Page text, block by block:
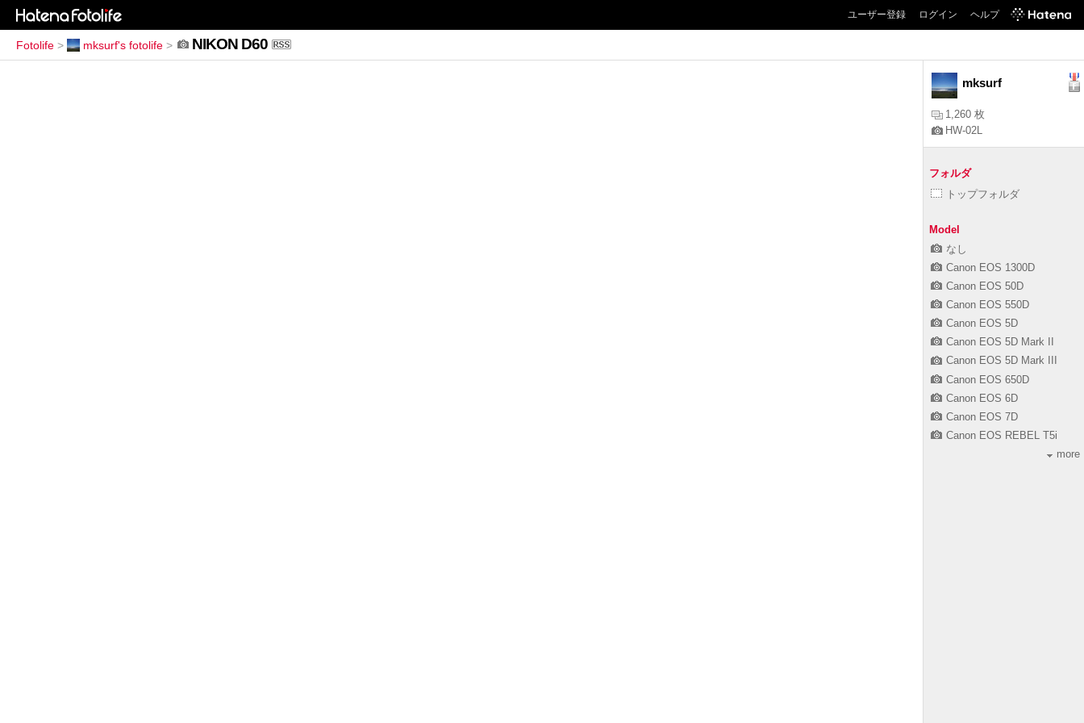
ユーザー登録 ログイン ヘルプ
Fotolife > mksurf's fotolife > NIKON D60
mksurf
1,260 枚
HW-02L
フォルダ
トップフォルダ
Model
なし
Canon EOS 1300D
Canon EOS 50D
Canon EOS 550D
Canon EOS 5D
Canon EOS 5D Mark II
Canon EOS 5D Mark III
Canon EOS 650D
Canon EOS 6D
Canon EOS 7D
Canon EOS REBEL T5i
more